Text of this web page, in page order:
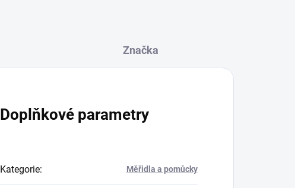
Značka
Doplňkové parametry
Kategorie: Měřidla a pomůcky